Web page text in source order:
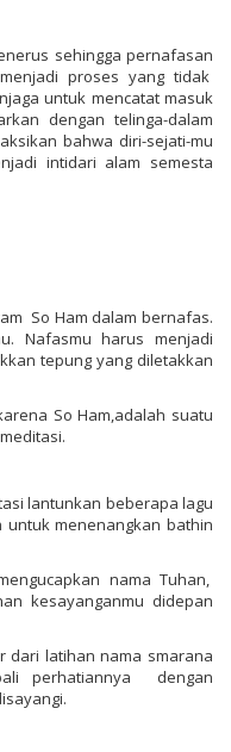
sehingga pernafasan
proses yang tidak
untuk mencatat masuk
dengan telinga-dalam
bahwa diri-sejati-mu
intidari alam semesta
So Ham dalam bernafas.
Nafasmu harus menjadi
tepung yang diletakkan
So Ham,adalah suatu
lantunkan beberapa lagu
menenangkan bathin
nama Tuhan,
kesayanganmu didepan
dari latihan nama smarana
perhatiannya dengan